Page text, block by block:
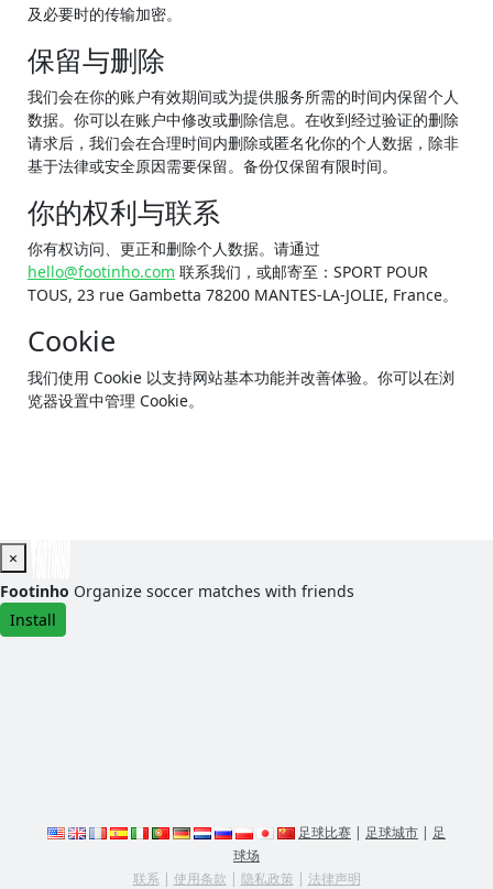
及必要时的传输加密。
保留与删除
我们会在你的账户有效期间或为提供服务所需的时间内保留个人
数据。你可以在账户中修改或删除信息。在收到经过验证的删除
请求后，我们会在合理时间内删除或匿名化你的个人数据，除非
基于法律或安全原因需要保留。备份仅保留有限时间。
你的权利与联系
你有权访问、更正和删除个人数据。请通过
hello@footinho.com 联系我们，或邮寄至：SPORT POUR
TOUS, 23 rue Gambetta 78200 MANTES-LA-JOLIE, France。
Cookie
我们使用 Cookie 以支持网站基本功能并改善体验。你可以在浏
览器设置中管理 Cookie。
×
Footinho Organize soccer matches with friends
Install
足球比赛 | 足球城市 | 足
球场
联系 | 使用条款 | 隐私政策 | 法律声明